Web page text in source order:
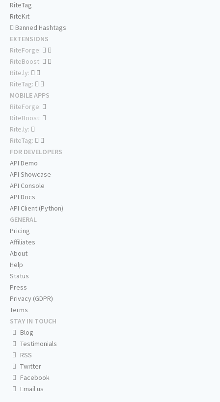
RiteTag
RiteKit
Banned Hashtags
EXTENSIONS
RiteForge:
RiteBoost:
Rite.ly:
RiteTag:
MOBILE APPS
RiteForge:
RiteBoost:
Rite.ly:
RiteTag:
FOR DEVELOPERS
API Demo
API Showcase
API Console
API Docs
API Client (Python)
GENERAL
Pricing
Affiliates
About
Help
Status
Press
Privacy (GDPR)
Terms
STAY IN TOUCH
Blog
Testimonials
RSS
Twitter
Facebook
Email us